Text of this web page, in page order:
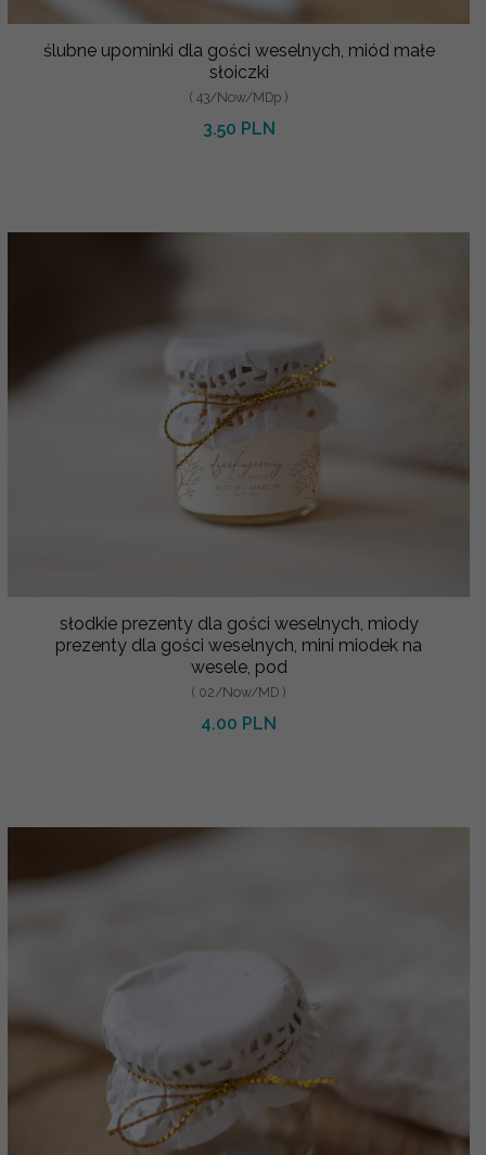
ślubne upominki dla gości weselnych, miód małe
słoiczki
( 43/Now/MDp )
3.50 PLN
słodkie prezenty dla gości weselnych, miody
prezenty dla gości weselnych, mini miodek na
wesele, pod
( 02/Now/MD )
4.00 PLN